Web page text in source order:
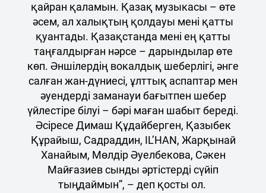
қайран қаламын. Қазақ музыкасы – өте
әсем, ал халықтың қолдауы мені қатты
қуантады. Қазақстанда мені ең қатты
таңғалдырған нәрсе – дарындылар өте
көп. Әншілердің вокалдық шеберлігі, әнге
салған жан-дүниесі, ұлттық аспаптар мен
әуендерді заманауи бағытпен шебер
үйлестіре білуі – бәрі маған шабыт береді.
Әсіресе Димаш Құдайберген, Қазыбек
Құрайыш, Садраддин, IL’HAN, Жарқынай
Ханайым, Мөлдір Әуелбекова, Сәкен
Майғазиев сынды әртістерді сүйіп
тыңдаймын”, – деп қосты ол.